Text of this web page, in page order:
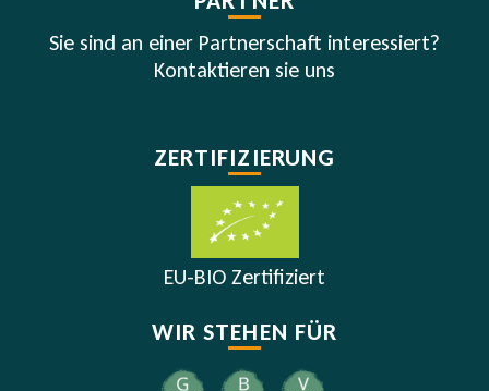
Sie sind an einer Partnerschaft interessiert?
Kontaktieren sie uns
ZERTIFIZIERUNG
EU-BIO Zertifiziert
WIR STEHEN FÜR